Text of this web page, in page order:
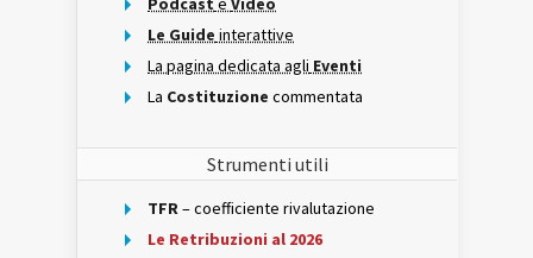
Le Guide interattive
La pagina dedicata agli Eventi
La Costituzione commentata
Strumenti utili
TFR– coefficiente rivalutazione
Le Retribuzioni al 2026